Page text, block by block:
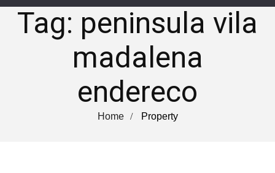
Tag: peninsula vila
madalena
endereco
Home Property